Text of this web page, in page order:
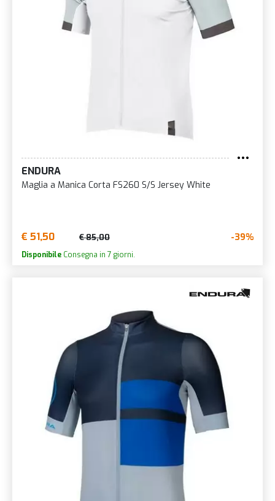
ENDURA
Maglia a Manica Corta FS260 S/S Jersey White
€ 51,50 € 85,00 -39%
Disponibile Consegna in 7 giorni.